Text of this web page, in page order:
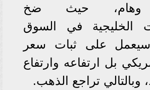
وهام، حيث ضخ
الخليجية في السوق
سيعمل على ثبات سعر
بل ارتفاعه وارتفاع
وبالتالي تراجع الذهب.